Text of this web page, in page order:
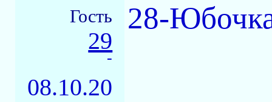
Гость
29
-
08.10.20
28-